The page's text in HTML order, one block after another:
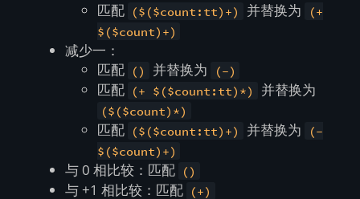
匹配 ($($count:tt)+) 并替换为
(+
$($count)+)
减少一：
匹配 () 并替换为 (-)
匹配 (+ $($count:tt)*) 并替换为
($($count)*)
匹配 ($($count:tt)+) 并替换为
(-
$($count)+)
与 0 相比较：匹配 ()
与 +1 相比较：匹配 (+)